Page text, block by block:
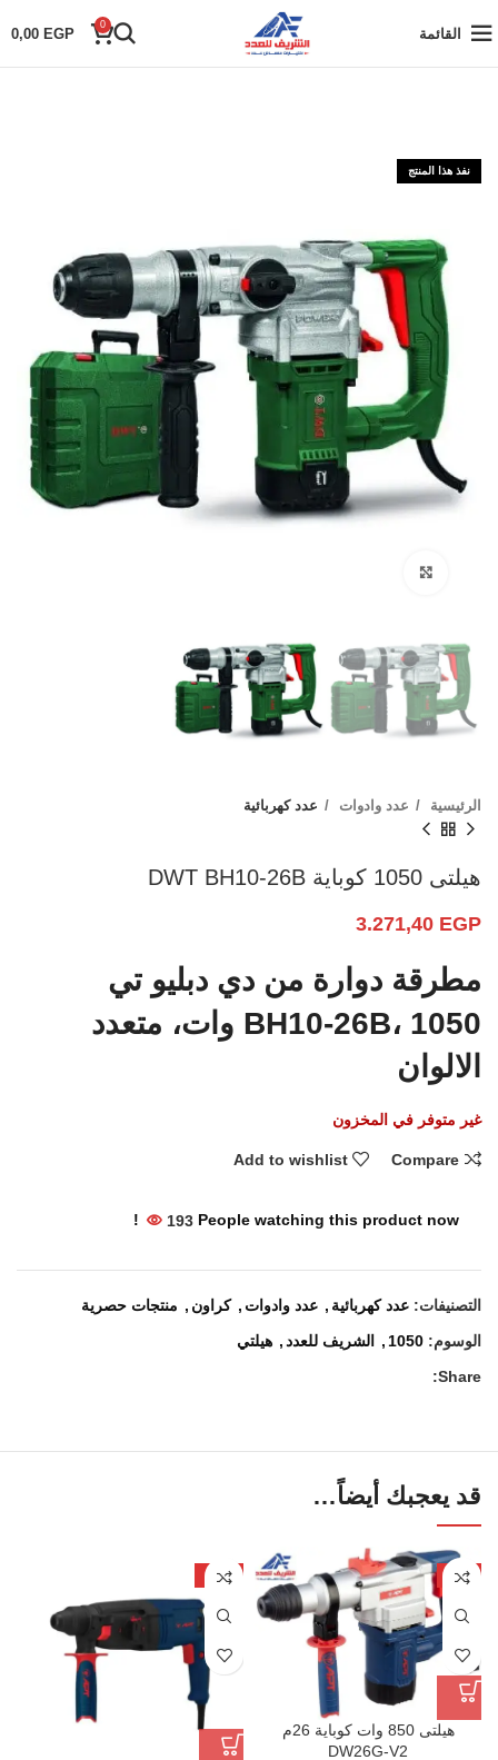
القائمة
0
0,00 EGP
نفذ هذا المنتج
الرئيسية عدد وادوات عدد كهربائية
هيلتى 1050 كوباية DWT BH10-26B
3.271,40 EGP
مطرقة دوارة من دي دبليو تي
BH10-26B، 1050 وات، متعدد
الالوان
غير متوفر في المخزون
Compare
Add to wishlist
193 People watching this product now!
التصنيفات: عدد كهربائية , عدد وادوات , كراون , منتجات حصرية
الوسوم: 1050
, الشريف للعدد, هيلتي
Share:
قد يعجبك أيضاً…
-7%
هيلتى 850 وات كوباية 26م
DW26G-V2
-22%